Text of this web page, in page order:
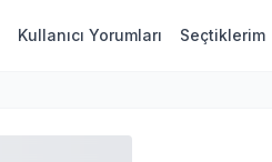
Kullanıcı Yorumları Seçtiklerim